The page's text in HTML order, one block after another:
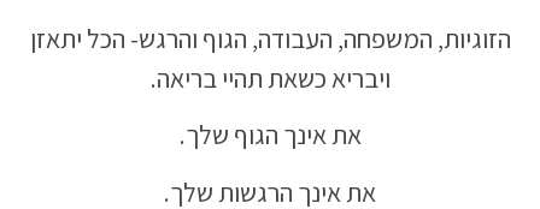
הזוגיות, המשפחה, העבודה, הגוף והרגש- הכל יתאזן
ויבריא כשאת תהיי בריאה.
את אינך הגוף שלך.
את אינך הרגשות שלך.